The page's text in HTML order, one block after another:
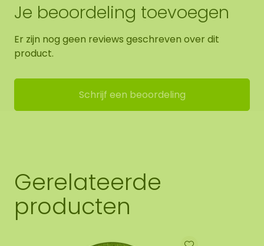
Je beoordeling toevoegen
Er zijn nog geen reviews geschreven over dit
product.
Schrijf een beoordeling
Gerelateerde
producten